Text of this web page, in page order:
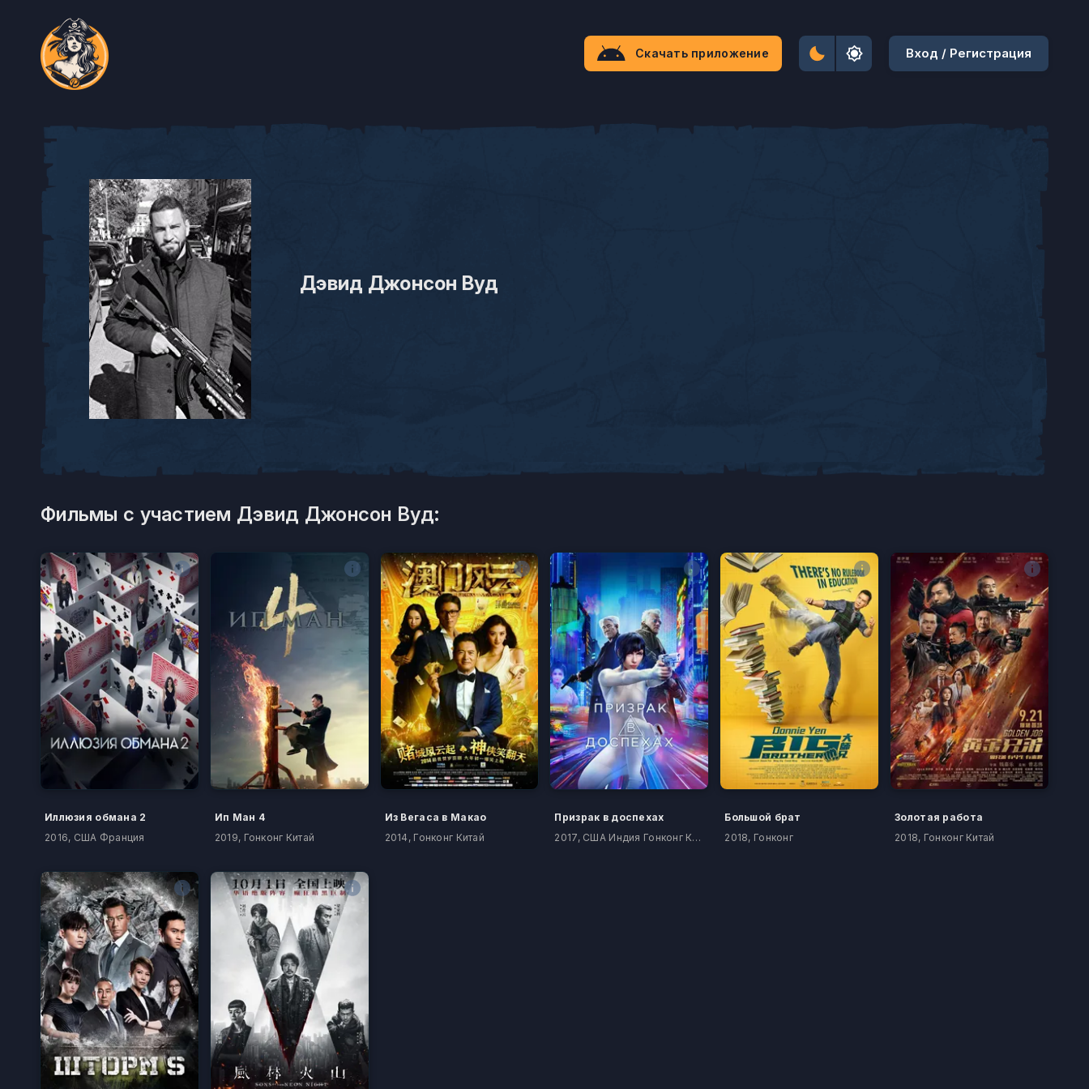
Скачать приложение Вход / Регистрация
Дэвид Джонсон Вуд
Фильмы с участием Дэвид Джонсон Вуд:
Иллюзия обмана 2
2016, США Франция
Ип Ман 4
2019, Гонконг Китай
Из Вегаса в Макао
2014, Гонконг Китай
Призрак в доспехах
2017, США Индия Гонконг Канада Китай
Большой брат
2018, Гонконг
Золотая работа
2018, Гонконг Китай